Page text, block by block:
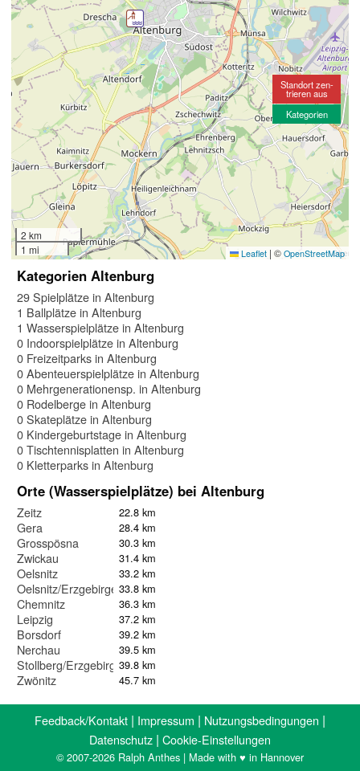
2 km
1 mi
Leaflet | © OpenStreetMap
Standort zen-
trieren aus
Kategorien
Kategorien Altenburg
29 Spielplätze in Altenburg
1 Ballplätze in Altenburg
1 Wasserspielplätze in Altenburg
0 Indoorspielplätze in Altenburg
0 Freizeitparks in Altenburg
0 Abenteuerspielplätze in Altenburg
0 Mehrgenerationensp. in Altenburg
0 Rodelberge in Altenburg
0 Skateplätze in Altenburg
0 Kindergeburtstage in Altenburg
0 Tischtennisplatten in Altenburg
0 Kletterparks in Altenburg
Orte (Wasserspielplätze) bei Altenburg
Zeitz 22.8 km
Gera 28.4 km
Grosspösna 30.3 km
Zwickau 31.4 km
Oelsnitz 33.2 km
Oelsnitz/Erzgebirge 33.8 km
Chemnitz 36.3 km
Leipzig 37.2 km
Borsdorf 39.2 km
Nerchau 39.5 km
Stollberg/Erzgebirge39.8 km
Zwönitz 45.7 km
Feedback/Kontakt | Impressum | Nutzungsbedingungen |
Datenschutz | Cookie-Einstellungen
© 2007-2026 Ralph Anthes | Made with ♥ in Hannover